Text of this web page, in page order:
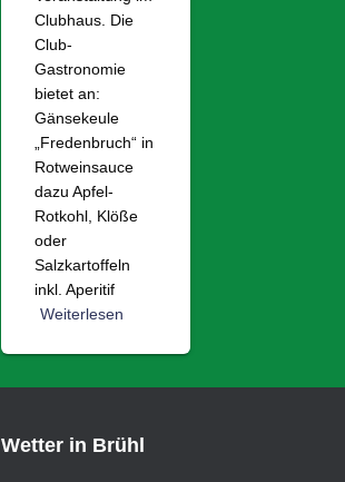
Clubhaus. Die
Club-
Gastronomie
bietet an:
Gänsekeule
„Fredenbruch“ in
Rotweinsauce
dazu Apfel-
Rotkohl, Klöße
oder
Salzkartoffeln
inkl. Aperitif
Weiterlesen
Wetter in Brühl